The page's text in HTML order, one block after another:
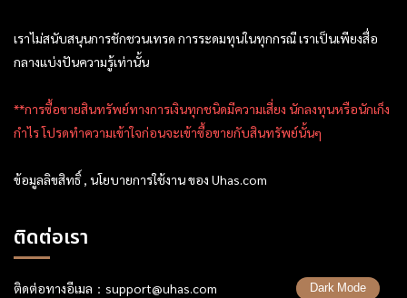
เราไม่สนับสนุนการชักชวนเทรด การระดมทุนในทุกกรณี เราเป็นเพียงสื่อ
กลางแบ่งปันความรู้เท่านั้น
**การซื้อขายสินทรัพย์ทางการเงินทุกชนิดมีความเสี่ยง นักลงทุนหรือนักเก็ง
กำไร โปรดทำความเข้าใจก่อนจะเข้าซื้อขายกับสินทรัพย์นั้นๆ
ข้อมูลลิขสิทธิ์ , นโยบายการใช้งาน ของ Uhas.com
ติดต่อเรา
ติดต่อทางอีเมล： support@uhas.com
Dark Mode